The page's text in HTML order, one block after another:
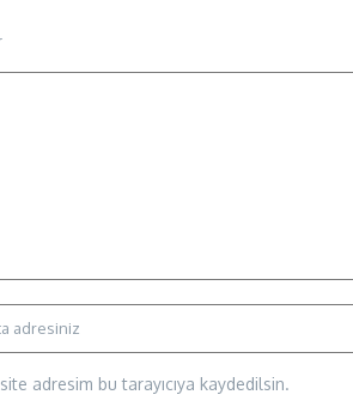
adresim bu tarayıcıya kaydedilsin.